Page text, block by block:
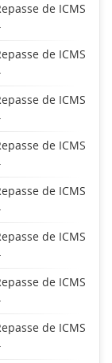
de ICMS
de ICMS
de ICMS
de ICMS
de ICMS
de ICMS
de ICMS
de ICMS